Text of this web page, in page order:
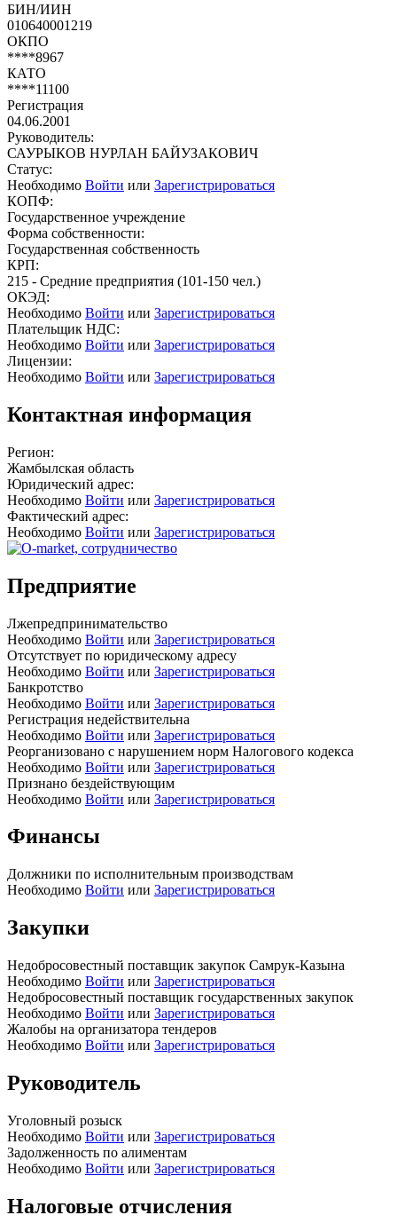
БИН/ИИН
010640001219
ОКПО
****8967
КАТО
****11100
Регистрация
04.06.2001
Руководитель:
САУРЫКОВ НУРЛАН БАЙУЗАКОВИЧ
Статус:
Необходимо Войти или Зарегистрироваться
КОПФ:
Государственное учреждение
Форма собственности:
Государственная собственность
КРП:
215 - Средние предприятия (101-150 чел.)
ОКЭД:
Необходимо Войти или Зарегистрироваться
Плательщик НДС:
Необходимо Войти или Зарегистрироваться
Лицензии:
Необходимо Войти или Зарегистрироваться
Контактная информация
Регион:
Жамбылская область
Юридический адрес:
Необходимо Войти или Зарегистрироваться
Фактический адрес:
Необходимо Войти или Зарегистрироваться
Предприятие
Лжепредпринимательство
Необходимо Войти или Зарегистрироваться
Отсутствует по юридическому адресу
Необходимо Войти или Зарегистрироваться
Банкротство
Необходимо Войти или Зарегистрироваться
Регистрация недействительна
Необходимо Войти или Зарегистрироваться
Реорганизовано с нарушением норм Налогового кодекса
Необходимо Войти или Зарегистрироваться
Признано бездействующим
Необходимо Войти или Зарегистрироваться
Финансы
Должники по исполнительным производствам
Необходимо Войти или Зарегистрироваться
Закупки
Недобросовестный поставщик закупок Самрук-Казына
Необходимо Войти или Зарегистрироваться
Недобросовестный поставщик государственных закупок
Необходимо Войти или Зарегистрироваться
Жалобы на организатора тендеров
Необходимо Войти или Зарегистрироваться
Руководитель
Уголовный розыск
Необходимо Войти или Зарегистрироваться
Задолженность по алиментам
Необходимо Войти или Зарегистрироваться
Налоговые отчисления